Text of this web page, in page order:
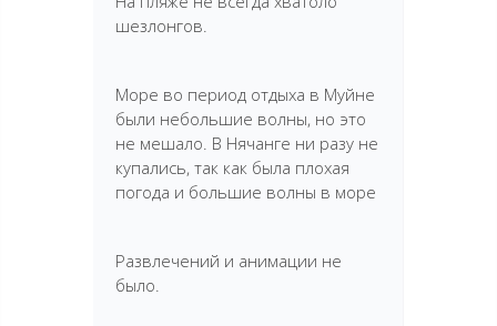
шезлонгов.
Море во период отдыха в Муйне
были небольшие волны, но это
не мешало. В Нячанге ни разу не
купались, так как была плохая
погода и большие волны в море
Развлечений и анимации не
было.